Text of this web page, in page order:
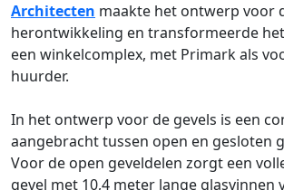
Architecten maakte het ontwerp voor
herontwikkeling en transformeerde
een winkelcomplex, met Primark als
huurder.
In het ontwerp voor de gevels is een
aangebracht tussen open en gesloten
Voor de open geveldelen zorgt een
gevel met 10,4 meter lange glasvinnen